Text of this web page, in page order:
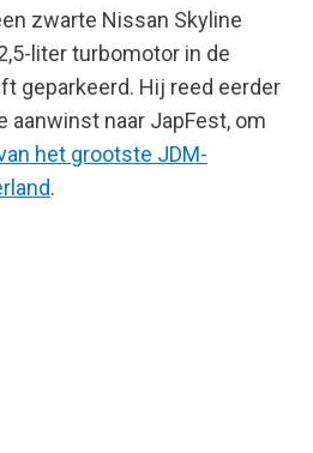
zwarte Nissan Skyline
liter turbomotor in de
geparkeerd. Hij reed eerder
naar JapFest, om
het grootste JDM-
.